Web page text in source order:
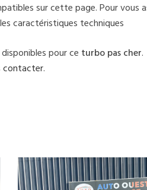
sur cette page. Pour vous
caractéristiques techniques
pour ce turbo pas cher.
contacter.